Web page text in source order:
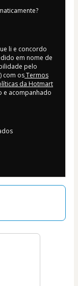
li e concordo
em nome de
pelo
com osTermos
da Hotmart
e acompanhado